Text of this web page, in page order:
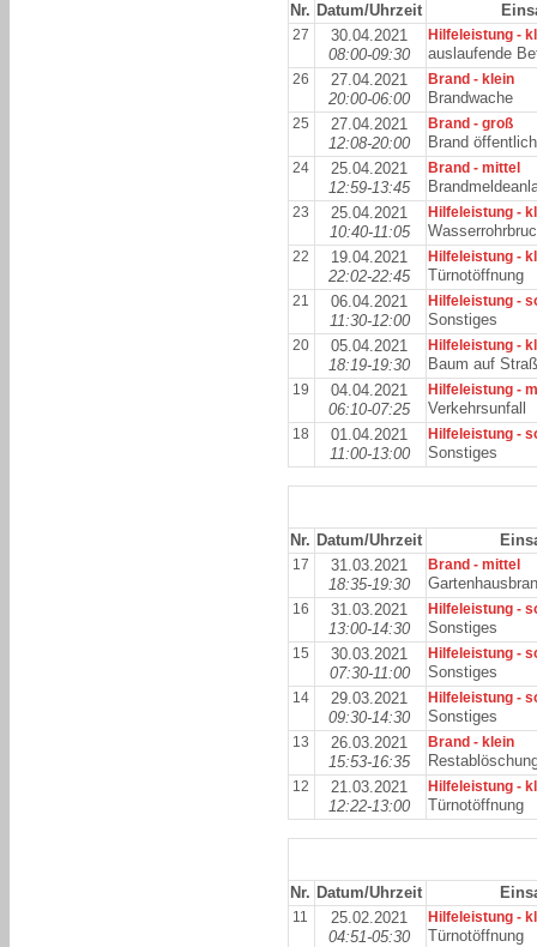
Nr. Datum/Uhrzeit
27
30.04.2021
08:00-09:30
Hilfeleistung -
auslaufende
26
27.04.2021
20:00-06:00
Brand - klein
Brandwache
25
27.04.2021
12:08-20:00
Brand - groß
Brand
24
25.04.2021
12:59-13:45
Brand - mittel
23
25.04.2021
10:40-11:05
Hilfeleistung -
22
19.04.2021
22:02-22:45
Hilfeleistung -
Türnotöffnung
21
06.04.2021
11:30-12:00
Hilfeleistung -
Sonstiges
20
05.04.2021
18:19-19:30
Hilfeleistung -
Baum auf
19
04.04.2021
06:10-07:25
Hilfeleistung -
Verkehrsunfall
18
01.04.2021
11:00-13:00
Hilfeleistung -
Sonstiges
Nr. Datum/Uhrzeit
17
31.03.2021
18:35-19:30
Brand - mittel
16
31.03.2021
13:00-14:30
Hilfeleistung -
Sonstiges
15
30.03.2021
07:30-11:00
Hilfeleistung -
Sonstiges
14
29.03.2021
09:30-14:30
Hilfeleistung -
Sonstiges
13
26.03.2021
15:53-16:35
Brand - klein
12
21.03.2021
12:22-13:00
Hilfeleistung -
Türnotöffnung
Nr. Datum/Uhrzeit
11
25.02.2021
04:51-05:30
Hilfeleistung -
Türnotöffnung